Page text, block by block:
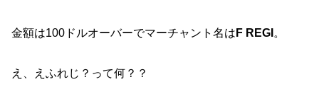
金額は100ドルオーバーでマーチャント名は F REGI 。
え、えふれじ？って何？？